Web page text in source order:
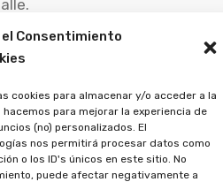
Consentimiento
cookies para almacenar y/o acceder a la
para mejorar la experiencia de
(no) personalizados. El
nos permitirá procesar datos como
o los ID's únicos en este sitio. No
puede afectar negativamente a
término
Puedes
intereses